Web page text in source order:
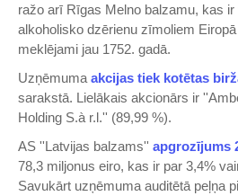
ražo arī Rīgas Melno balzamu, kas
alkoholisko dzērienu zīmoliem
meklējami jau 1752. gadā.
Uzņēmuma akcijas tiek kotētas
sarakstā. Lielākais akcionārs ir
Holding S.à r.l.'' (89,99 %).
AS ''Latvijas balzams'' apgrozījums
78,3 miljonus eiro, kas ir par 3,4%
Savukārt uzņēmuma auditētā peļņa